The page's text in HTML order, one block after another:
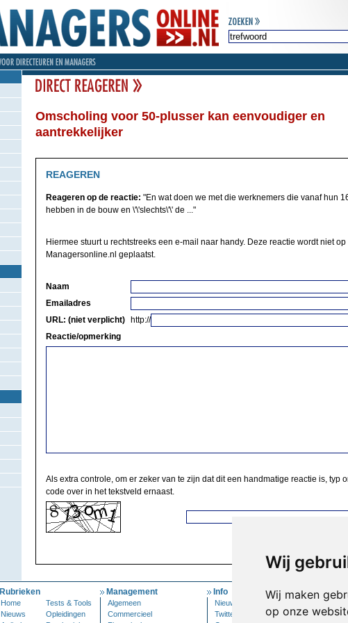
Wij
Wij maken
op onze
Omscholing voor 50-plusser kan eenvoudiger en
aantrekkelijker
REAGEREN
Reageren op de reactie: "En wat doen we met die werknemers die vanaf hun
hebben in de bouw en \'\'slechts\'\' de ..."
Hiermee stuurt u rechtstreeks een e-mail naar handy. Deze reactie wordt niet op
Managersonline.nl geplaatst.
Naam
Emailadres
URL: (niet verplicht)
http://
Reactie/opmerking
Als extra controle, om er zeker van te zijn dat dit een handmatige reactie is, typ
code over in het tekstveld ernaast.
Rubrieken
Home
Tests & Tools
Nieuws
Opleidingen
Management
Algemeen
Commercieel
Info
Nieuwsbrief
Twitter
Mijn
Inloggen